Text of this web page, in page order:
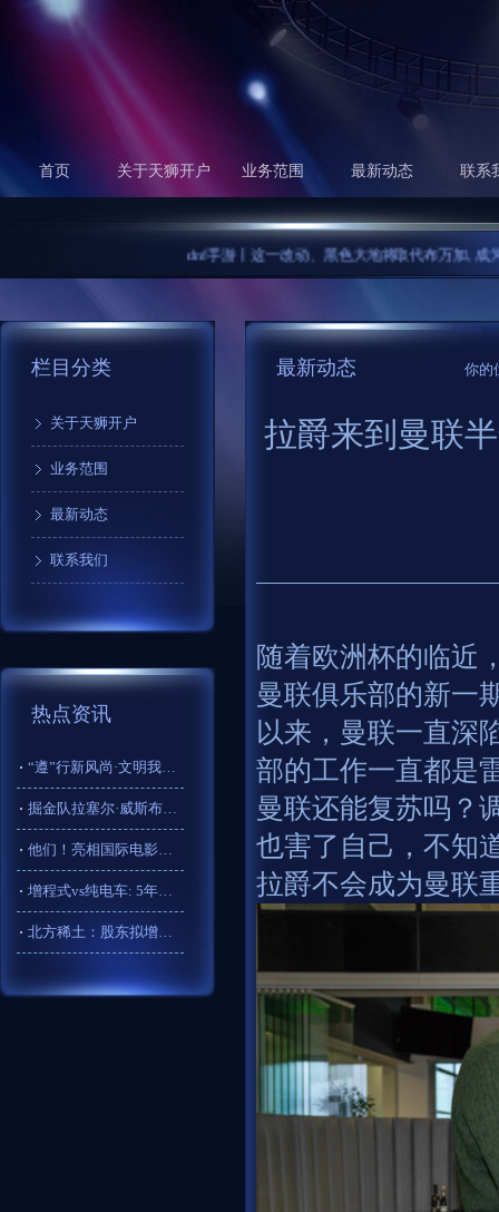
首页 关于天狮开户 业务范围 最新动态 联系
dnf手游丨这一改动、黑色大地将取代布万加, 成为第一“
栏目分类
关于天狮开户
业务范围
最新动态
联系我们
热点资讯
“遵”行新风尚·文明我先行│务川自治县茅天镇：小院花果香，家
掘金队拉塞尔·威斯布鲁克以惊人的三分球数据击败斯蒂芬·库里
他们！亮相国际电影节！
增程式vs纯电车: 5年用车成本大起底! 选错悔三年!
北方稀土：股东拟增持不超过2%的股份
最新动态 你的
拉爵来到曼联
随着欧洲杯的临近
曼联俱乐部的新一
以来，曼联一直深
部的工作一直都是
曼联还能复苏吗？
也害了自己，不知
拉爵不会成为曼联